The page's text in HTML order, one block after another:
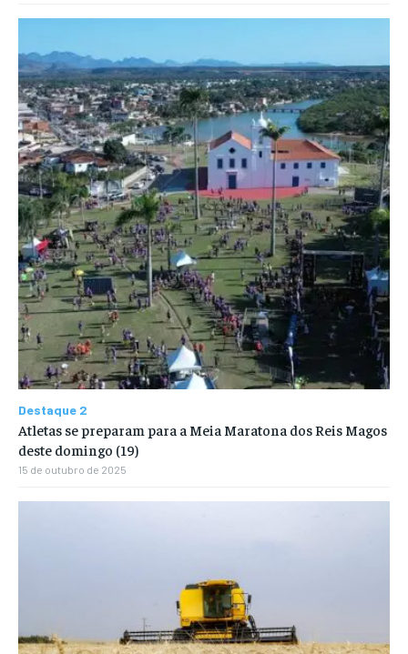
Destaque 2
Atletas se preparam para a Meia Maratona dos Reis Magos
deste domingo (19)
15 de outubro de 2025